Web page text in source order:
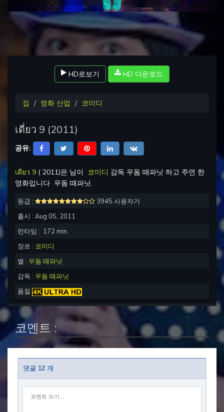
Video
HD로보기 HD 다운로드
집 영화 산업 코미디
เดี่ยว 9 (2011)
공유:
เดี่ยว 9 ( 2011)은 님이 코미디 감독 우돔 때파닛 하고 주연 한
영화입니다 우돔 때파닛.
등급 :
3945 사용자가
출시 : Aug 05, 2011
런타임 : 172 min.
장르 : 코미디
별 : 우돔 때파닛
감독 : 우돔 때파닛
품질
코멘트 :
댓글 12 개